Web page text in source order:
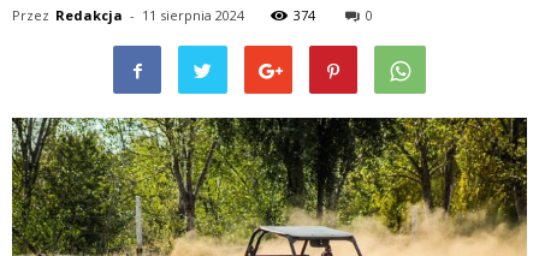
Przez Redakcja - 11 sierpnia 2024 374 0